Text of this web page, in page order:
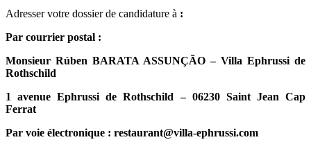
Adresser votre dossier de candidature à :
Par courrier postal :
Monsieur Rúben BARATA ASSUNÇÃO – Villa Ephrussi de
Rothschild
1 avenue Ephrussi de Rothschild – 06230 Saint Jean Cap
Ferrat
Par voie électronique : restaurant@villa-ephrussi.com